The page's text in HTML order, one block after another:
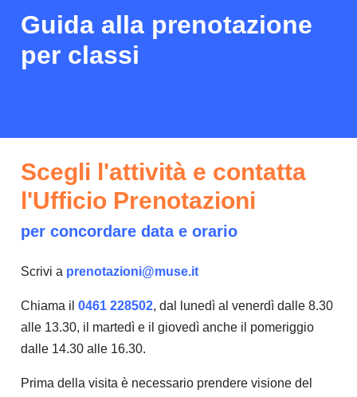
Guida alla prenotazione
per classi
Scegli l'attività e contatta
l'Ufficio Prenotazioni
per concordare data e orario
Scrivi a prenotazioni@muse.it
Chiama il 0461 228502, dal lunedì al venerdì dalle 8.30
alle 13.30, il martedì e il giovedì anche il pomeriggio
dalle 14.30 alle 16.30.
Prima della visita è necessario prendere visione del